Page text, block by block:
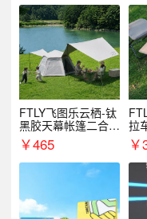
FTLY飞图乐云栖-钛
黑胶天幕帐篷二合一
TMTZ0201
￥465
拉
￥